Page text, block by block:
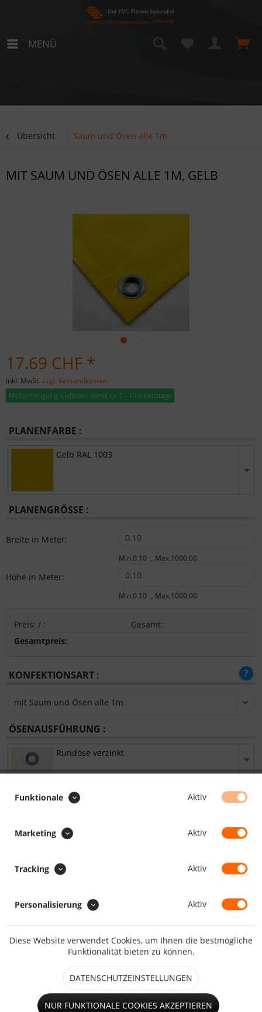
MENÜ
Übersicht Saum und Ösen alle 1m
MIT SAUM UND ÖSEN ALLE 1M, GELB
17.69 CHF *
inkl. MwSt. zzgl. Versandkosten
Maßanfertigung, Lieferzeit daher ca. 5 - 10 Arbeitstage
PLANENFARBE :
Gelb RAL 1003
PLANENGRÖSSE :
Breite in Meter:
Min.0.10 Max.1000.00
Höhe in Meter:
Min.0.10 Max.1000.00
Preis: / : Gesamt:
Gesamtpreis:
KONFEKTIONSART :
ÖSENAUSFÜHRUNG :
Rundöse verzinkt
SONDERAUSFÜHRUNG :
großes Fenster (ab 1,25m²)
Hohlsaum
Funktionale Aktiv
Marketing Aktiv
Tracking Aktiv
Personalisierung Aktiv
Diese Website verwendet Cookies, um Ihnen die bestmögliche
Funktionalität bieten zu können.
DATENSCHUTZEINSTELLUNGEN
NUR FUNKTIONALE COOKIES AKZEPTIEREN